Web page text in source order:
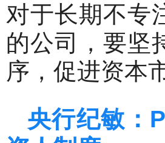
对于长期不专
的公司，要坚
序，促进资本
央行纪敏：